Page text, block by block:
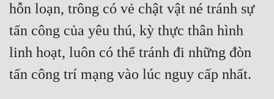
hỗn loạn, trông có vẻ chật vật né tránh sự
tấn công của yêu thú, kỳ thực thân hình
linh hoạt, luôn có thể tránh đi những đòn